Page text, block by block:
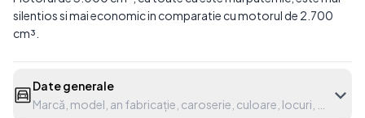
silentios si mai economic in comparatie cu motorul de 2.700
cm³.
Date generale
Marcă, model, an fabricație, caroserie, culoare, locuri, etc.